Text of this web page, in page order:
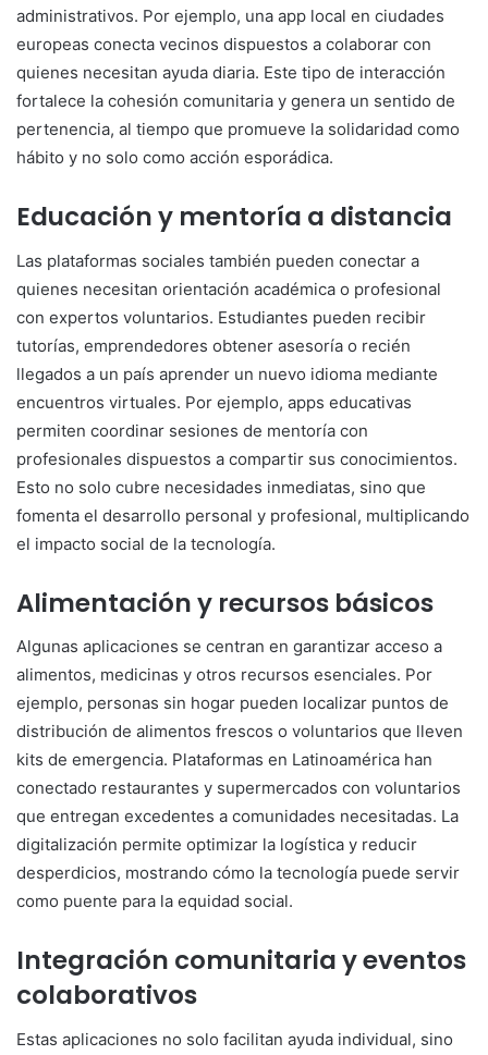
administrativos. Por ejemplo, una app local en ciudades
europeas conecta vecinos dispuestos a colaborar con
quienes necesitan ayuda diaria. Este tipo de interacción
fortalece la cohesión comunitaria y genera un sentido de
pertenencia, al tiempo que promueve la solidaridad como
hábito y no solo como acción esporádica.
Educación y mentoría a distancia
Las plataformas sociales también pueden conectar a
quienes necesitan orientación académica o profesional
con expertos voluntarios. Estudiantes pueden recibir
tutorías, emprendedores obtener asesoría o recién
llegados a un país aprender un nuevo idioma mediante
encuentros virtuales. Por ejemplo, apps educativas
permiten coordinar sesiones de mentoría con
profesionales dispuestos a compartir sus conocimientos.
Esto no solo cubre necesidades inmediatas, sino que
fomenta el desarrollo personal y profesional, multiplicando
el impacto social de la tecnología.
Alimentación y recursos básicos
Algunas aplicaciones se centran en garantizar acceso a
alimentos, medicinas y otros recursos esenciales. Por
ejemplo, personas sin hogar pueden localizar puntos de
distribución de alimentos frescos o voluntarios que lleven
kits de emergencia. Plataformas en Latinoamérica han
conectado restaurantes y supermercados con voluntarios
que entregan excedentes a comunidades necesitadas. La
digitalización permite optimizar la logística y reducir
desperdicios, mostrando cómo la tecnología puede servir
como puente para la equidad social.
Integración comunitaria y eventos
colaborativos
Estas aplicaciones no solo facilitan ayuda individual, sino